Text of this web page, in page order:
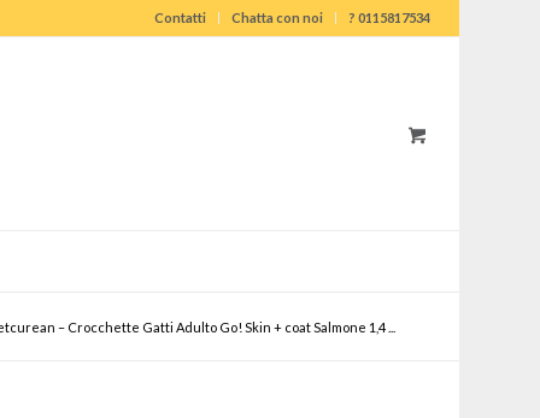
Contatti Chatta con noi ? 0115817534
– Crocchette Gatti Adulto Go! Skin + coat Salmone 1,4 ...